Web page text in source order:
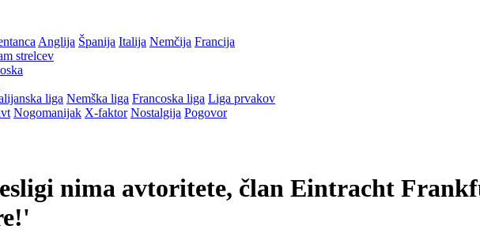
Anglija Španija Italija Nemčija Francija
strelcev
liga Nemška liga Francoska liga Liga prvakov
Nogomanijak X-faktor Nostalgija Pogovor
nima avtoritete, član Eintracht